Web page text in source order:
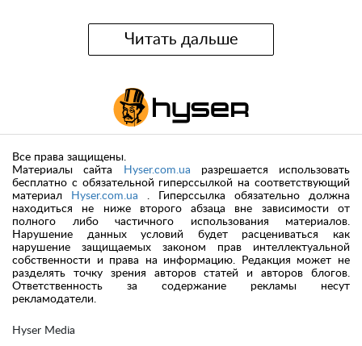
Читать дальше
Hyser Media
Все права защищены.
Материалы сайта
Hyser.com.ua разрешается использовать
бесплатно с обязательной гиперссылкой на соответствующий
материал
Hyser.com.ua . Гиперссылка обязательно должна
находиться не ниже второго абзаца вне зависимости от
полного либо частичного использования материалов.
Нарушение данных условий будет расцениваться как
нарушение защищаемых законом прав интеллектуальной
собственности и права на информацию. Редакция может не
разделять точку зрения авторов статей и авторов блогов.
Ответственность за содержание рекламы несут
рекламодатели.